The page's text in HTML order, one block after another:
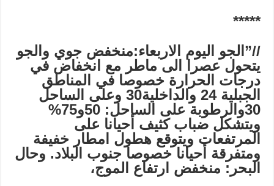
*****
//” الجو اليوم الاربعاء:منخفض جوي والجو
يتحول عصرا الى ماطر مع انخفاض في
درجات الحرارة خصوصا في المناطق
الجبلية 24 والداخلية30 وعلى الساحل
30والرطوبة على الساحل: 50و75%
ويتشكل ضباب كثيف أحيانا على
المرتفعات ويتوقع هطول امطار خفيفة
ومتفرقة أحيانا خصوصا جنوب البلاد. وحال
البحر: منخفض ارتفاع الموج،